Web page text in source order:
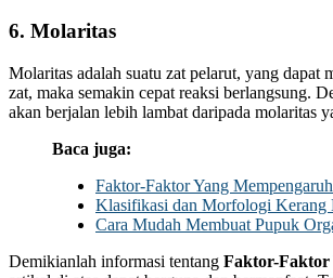
6. Molaritas
Molaritas adalah suatu zat pelarut, yang dapat
zat, maka semakin cepat reaksi berlangsung.
akan berjalan lebih lambat daripada molaritas
Baca juga:
Faktor-Faktor Yang
Klasifikasi dan Morfologi Kerang
Cara Mudah Membuat Pupuk
Demikianlah informasi tentang Faktor-Faktor